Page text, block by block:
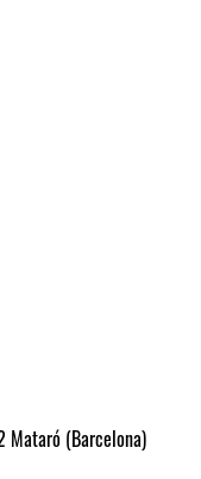
Mataró (Barcelona)